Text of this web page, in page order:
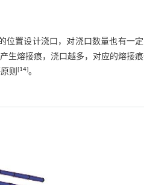
位置设计浇口，对浇口数量也有一
生熔接痕，浇口越多，对应的熔接
则 [14]。